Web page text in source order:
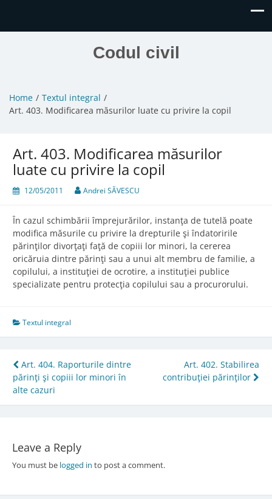
Codul civil
Home
Textul integral
Art. 403. Modificarea măsurilor luate cu privire la copil
Art. 403. Modificarea măsurilor
luate cu privire la copil
12/05/2011 Andrei SĂVESCU
În cazul schimbării împrejurărilor, instanţa de tutelă poate
modifica măsurile cu privire la drepturile şi îndatoririle
părinţilor divorţaţi faţă de copiii lor minori, la cererea
oricăruia dintre părinţi sau a unui alt membru de familie, a
copilului, a instituţiei de ocrotire, a instituţiei publice
specializate pentru protecţia copilului sau a procurorului.
Textul integral
Post
navigation
Art. 404. Raporturile dintre
părinţi şi copiii lor minori în
alte cazuri
Art. 402. Stabilirea
contribuţiei părinţilor
Leave a Reply
You must be logged in to post a comment.